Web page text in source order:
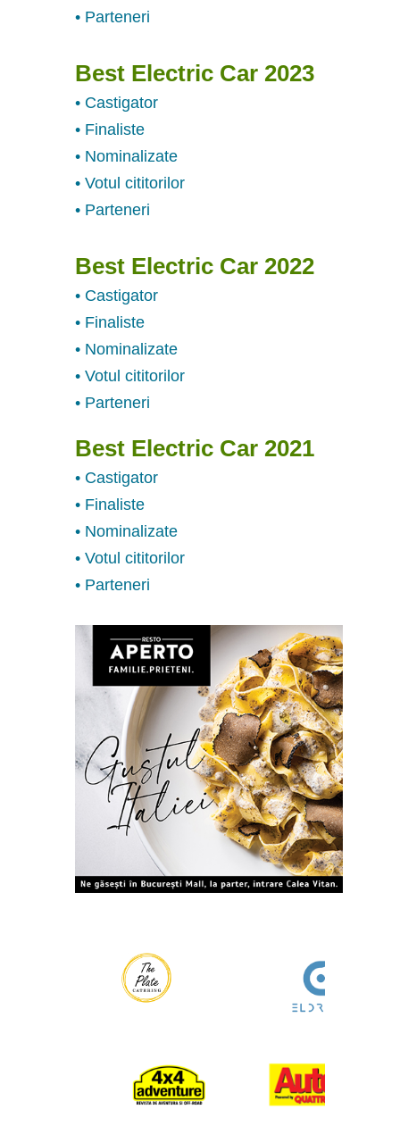
• Parteneri
Best Electric Car 2023
• Castigator
• Finaliste
• Nominalizate
• Votul cititorilor
• Parteneri
Best Electric Car 2022
• Castigator
• Finaliste
• Nominalizate
• Votul cititorilor
• Parteneri
Best Electric Car 2021
• Castigator
• Finaliste
• Nominalizate
• Votul cititorilor
• Parteneri